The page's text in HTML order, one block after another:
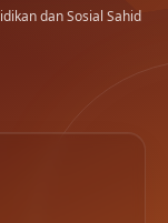
dan Sosial Sahid